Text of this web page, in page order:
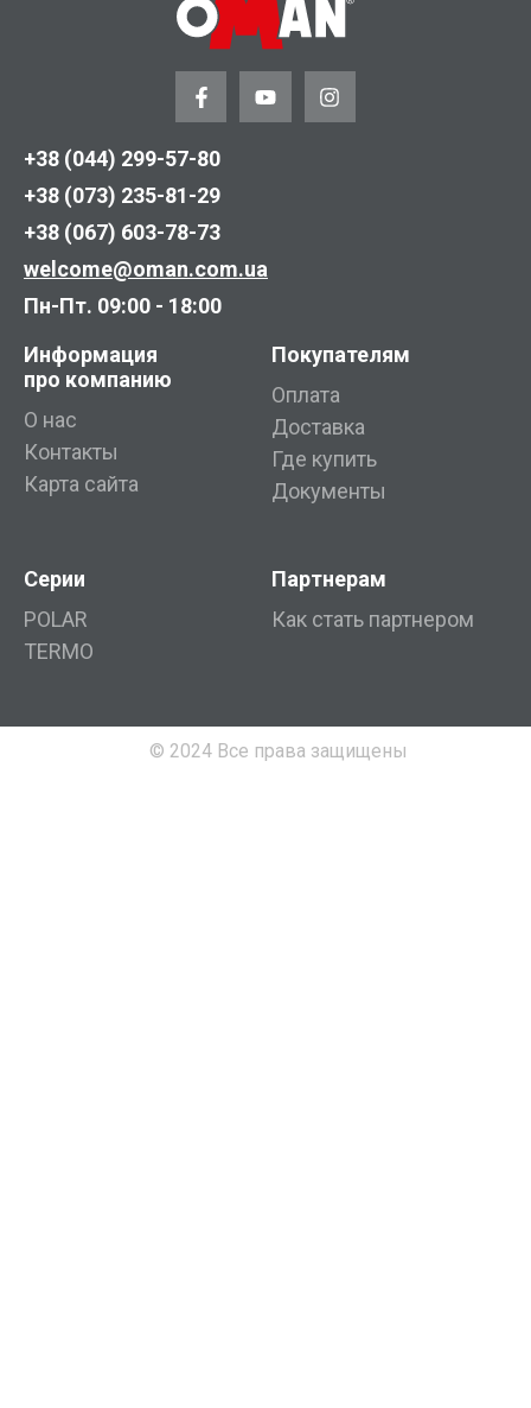
+38 (044) 299-57-80
+38 (073) 235-81-29
+38 (067) 603-78-73
welcome@oman.com.ua
Пн-Пт. 09:00 - 18:00
Информация
про компанию
О нас
Контакты
Карта сайта
Покупателям
Оплата
Доставка
Где купить
Документы
Серии
POLAR
TERMO
Партнерам
Как стать партнером
© 2024 Все права защищены